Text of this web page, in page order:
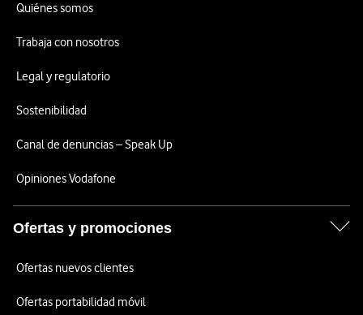
Quiénes somos
Trabaja con nosotros
Legal y regulatorio
Sostenibilidad
Canal de denuncias – Speak Up
Opiniones Vodafone
Ofertas y promociones
Ofertas nuevos clientes
Ofertas portabilidad móvil